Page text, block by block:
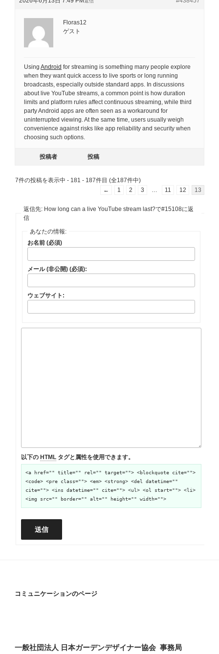
Floras12
ゲスト
Using Android for streaming is something many people explore
when they want quick access to live sports or long running
broadcasts, especially outside standard apps. In discussions
about live YouTube streams, a common point is how duration
limits and platform rules affect continuous streaming, while third
party Android apps are often seen as a workaround for
uninterrupted viewing. At the same time, users usually weigh
convenience against risks like app reliability and security when
choosing such options.
投稿者 投稿
7件の投稿を表示中 - 181 - 187件目 (全187件中)
←
1 2 3 11 12 13
返信先: How long can a live YouTube stream last?で#15108に返
信
あなたの情報:
お名前 (必須)
メール (非公開) (必須):
ウェブサイト:
以下の HTML タグと属性を使用できます。
<a href="" title="" rel="" target=""> <blockquote cite="">
<code> <pre class=""> <em> <strong> <del datetime=""
cite=""> <ins datetime="" cite=""> <ul> <ol start=""> <li>
<img src="" border="" alt="" height="" width="">
送信
コミュニケーションのページ
一般社団法人 日本ガーデンデザイナー協会 事務局